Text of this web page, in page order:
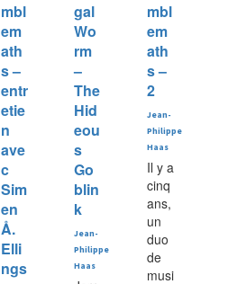
mbl
em
ath
s –
entr
etie
n
ave
c
Sim
en
Å.
Elli
ngs
gal
Wo
rm
–
The
Hid
eou
s
Go
blin
k
Jean-
Philippe
Haas
mbl
em
ath
s –
2
Jean-
Philippe
Haas
Il y a
cinq
ans,
un
duo
de
musi